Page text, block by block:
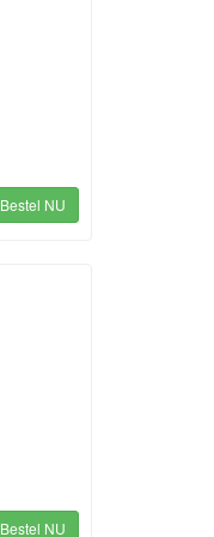
Bestel NU
Bestel NU